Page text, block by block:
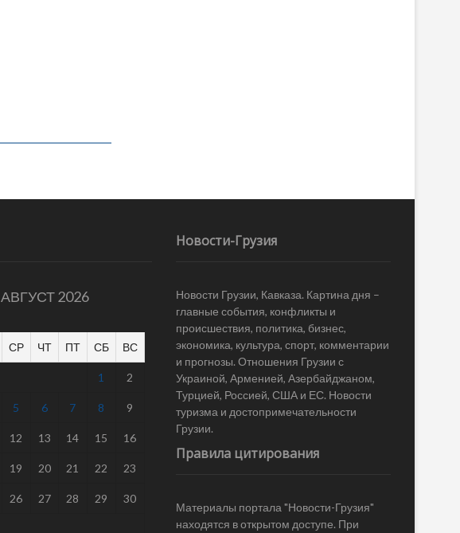
АВГУСТ 2026
СР ЧТ ПТ СБ ВС
1 2
5 6 7 8 9
12 13 14 15 16
19 20 21 22 23
26 27 28 29 30
Новости-Грузия
Новости Грузии, Кавказа. Картина дня –
главные события, конфликты и
происшествия, политика, бизнес,
экономика, культура, спорт, комментарии
и прогнозы. Отношения Грузии с
Украиной, Арменией, Азербайджаном,
Турцией, Россией, США и ЕС. Новости
туризма и достопримечательности
Грузии.
Правила цитирования
Материалы портала "Новости-Грузия"
находятся в открытом доступе. При